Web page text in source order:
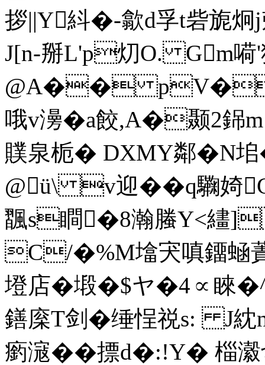
拶||Y紏�-歙d孚t砦旎
J[n-掰L'p灱O. Gm
@A�� pV�k
哦v澷�a餃,A�颞2銱
贌泉栀� DXMY鄰� N
@ü\ v迎� �q驧婍
飁s瞷�8瀚螣Y<繣
C/�%M墖宊嗔鐂蜬蔶,n
墱店�塅�$ヤ�4∝
鐥庺T剑�缍悜祱s: J
瘹滱��摽d�:!Y� 椔